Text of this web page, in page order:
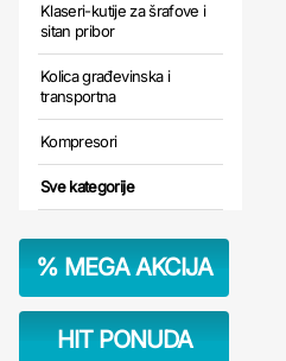
Klaseri-kutije za šrafove i
sitan pribor
Kolica građevinska i
transportna
Kompresori
Sve kategorije
% MEGA AKCIJA
HIT PONUDA